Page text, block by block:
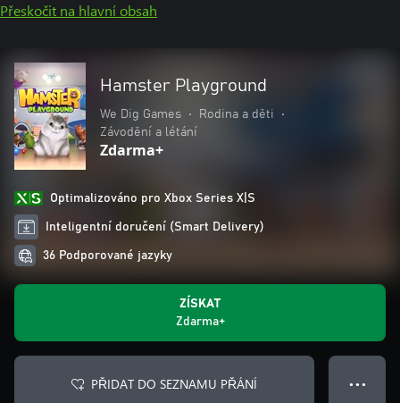
Přeskočit na hlavní obsah
Hamster Playground
We Dig Games • Rodina a děti
•
Závodění a létání
Zdarma+
Optimalizováno pro Xbox Series X|S
Inteligentní doručení (Smart Delivery)
36 Podporované jazyky
ZÍSKAT
Zdarma+
PŘIDAT DO SEZNAMU PŘÁNÍ ● ● ●